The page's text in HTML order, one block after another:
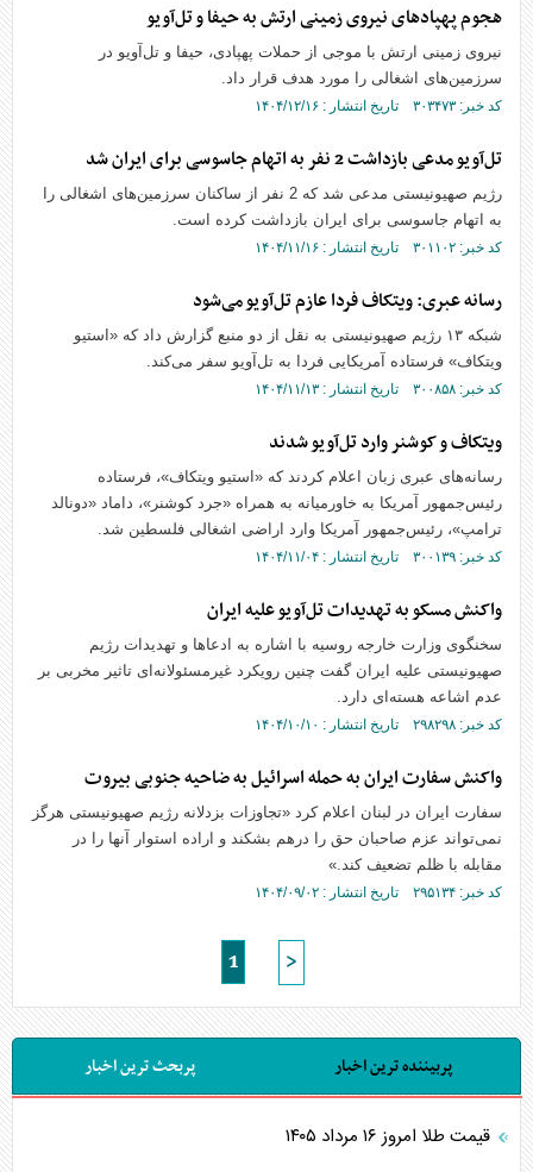
هجوم پهپاد‌های نیروی زمینی ارتش به حیفا و تل‌آویو
نیروی زمینی ارتش با موجی از حملات پهپادی، حیفا و تل‌آویو در
سرزمین‌های اشغالی را مورد هدف قرار داد.
کد خبر: ۳۰۳۴۷۳ تاریخ انتشار : ۱۴۰۴/۱۲/۱۶
تل‌آویو مدعی بازداشت 2 نفر به اتهام جاسوسی برای ایران شد
رژیم صهیونیستی مدعی شد که 2 نفر از ساکنان سرزمین‌های اشغالی را
به اتهام جاسوسی برای ایران بازداشت کرده است.
کد خبر: ۳۰۱۱۰۲ تاریخ انتشار : ۱۴۰۴/۱۱/۱۶
رسانه عبری: ویتکاف فردا عازم تل‌آویو می‌شود
شبکه ۱۳ رژیم صهیونیستی به نقل از دو منبع گزارش داد که «استیو
ویتکاف» فرستاده آمریکایی فردا به تل‌آویو سفر می‌کند.
کد خبر: ۳۰۰۸۵۸ تاریخ انتشار : ۱۴۰۴/۱۱/۱۳
ویتکاف و کوشنر وارد تل‌آویو شدند
رسانه‌های عبری زبان اعلام کردند که «استیو ویتکاف»، فرستاده
رئیس‌جمهور آمریکا به خاورمیانه به همراه «جرد کوشنر»، داماد «دونالد
ترامپ»، رئیس‌جمهور آمریکا وارد اراضی اشغالی فلسطین شد.
کد خبر: ۳۰۰۱۳۹ تاریخ انتشار : ۱۴۰۴/۱۱/۰۴
واکنش مسکو به تهدیدات تل‌آویو علیه ایران
سخنگوی وزارت خارجه روسیه با اشاره به ادعا‌ها و تهدیدات رژیم
صهیونیستی علیه ایران گفت چنین رویکرد غیرمسئولانه‌ای تاثیر مخربی بر
عدم اشاعه هسته‌ای دارد.
کد خبر: ۲۹۸۲۹۸ تاریخ انتشار : ۱۴۰۴/۱۰/۱۰
واکنش سفارت ایران به حمله اسرائیل به ضاحیه جنوبی بیروت
سفارت ایران در لبنان اعلام کرد «تجاوزات بزدلانه رژیم صهیونیستی هرگز
نمی‌تواند عزم صاحبان حق را درهم بشکند و اراده استوار آنها را در
مقابله با ظلم تضعیف کند.»
کد خبر: ۲۹۵۱۳۴ تاریخ انتشار : ۱۴۰۴/۰۹/۰۲
1 >
پربیننده ترین اخبار پربحث ترین اخبار
قیمت طلا امروز ۱۶ مرداد ۱۴۰۵